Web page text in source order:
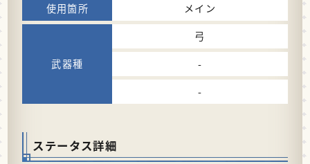
メイン
弓
-
-
ステータス詳細